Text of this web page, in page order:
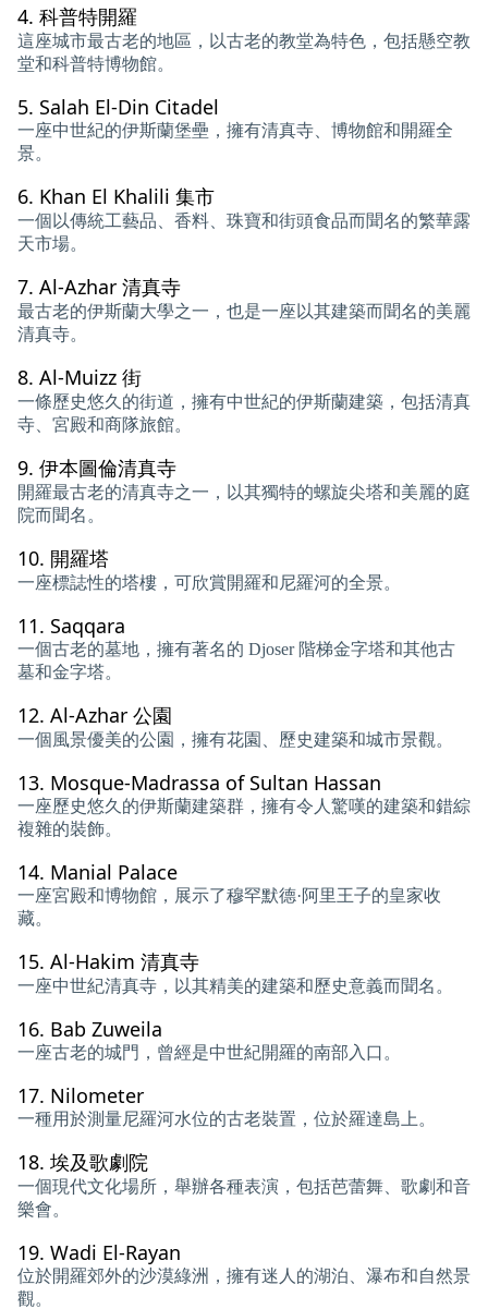
4. 科普特開羅
這座城市最古老的地區，以古老的教堂為特色，包括懸空教
堂和科普特博物館。
5. Salah El-Din Citadel
一座中世紀的伊斯蘭堡壘，擁有清真寺、博物館和開羅全
景。
6. Khan El Khalili 集市
一個以傳統工藝品、香料、珠寶和街頭食品而聞名的繁華露
天市場。
7. Al-Azhar 清真寺
最古老的伊斯蘭大學之一，也是一座以其建築而聞名的美麗
清真寺。
8. Al-Muizz 街
一條歷史悠久的街道，擁有中世紀的伊斯蘭建築，包括清真
寺、宮殿和商隊旅館。
9. 伊本圖倫清真寺
開羅最古老的清真寺之一，以其獨特的螺旋尖塔和美麗的庭
院而聞名。
10. 開羅塔
一座標誌性的塔樓，可欣賞開羅和尼羅河的全景。
11. Saqqara
一個古老的墓地，擁有著名的 Djoser 階梯金字塔和其他古
墓和金字塔。
12. Al-Azhar 公園
一個風景優美的公園，擁有花園、歷史建築和城市景觀。
13. Mosque-Madrassa of Sultan Hassan
一座歷史悠久的伊斯蘭建築群，擁有令人驚嘆的建築和錯綜
複雜的裝飾。
14. Manial Palace
一座宮殿和博物館，展示了穆罕默德·阿里王子的皇家收
藏。
15. Al-Hakim 清真寺
一座中世紀清真寺，以其精美的建築和歷史意義而聞名。
16. Bab Zuweila
一座古老的城門，曾經是中世紀開羅的南部入口。
17. Nilometer
一種用於測量尼羅河水位的古老裝置，位於羅達島上。
18. 埃及歌劇院
一個現代文化場所，舉辦各種表演，包括芭蕾舞、歌劇和音
樂會。
19. Wadi El-Rayan
位於開羅郊外的沙漠綠洲，擁有迷人的湖泊、瀑布和自然景
觀。